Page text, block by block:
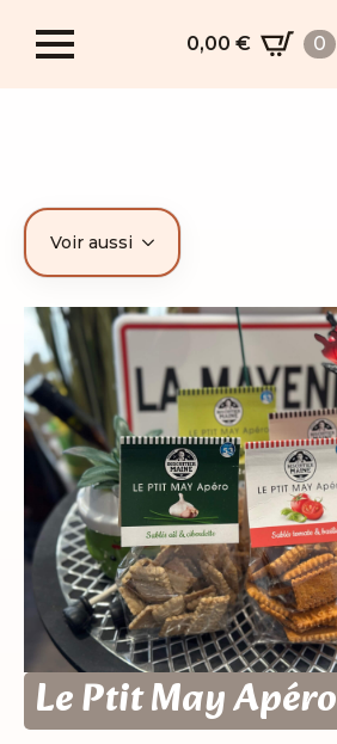
0,00 € 0
Voir aussi
Le Ptit May Apéro